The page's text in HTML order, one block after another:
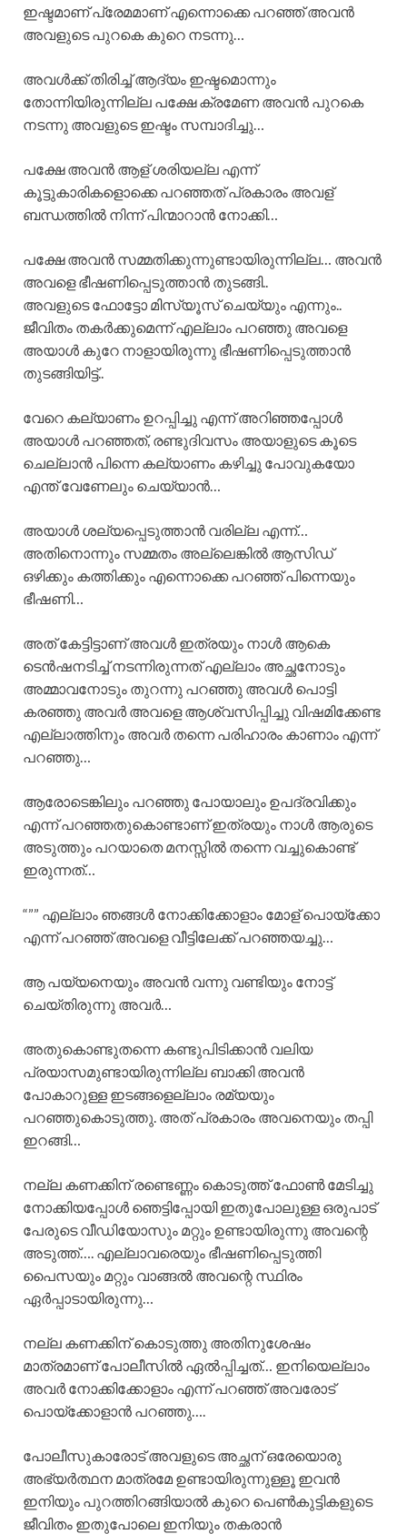
ഇഷ്ടമാണ് പ്രേമമാണ് എന്നൊക്കെ പറഞ്ഞ് അവൻ
അവളുടെ പുറകെ കുറെ നടന്നു…
അവൾക്ക് തിരിച്ച് ആദ്യം ഇഷ്ടമൊന്നും
തോന്നിയിരുന്നില്ല പക്ഷേ ക്രമേണ അവൻ പുറകെ
നടന്നു അവളുടെ ഇഷ്ടം സമ്പാദിച്ചു…
പക്ഷേ അവൻ ആള് ശരിയല്ല എന്ന്
കൂട്ടുകാരികളൊക്കെ പറഞ്ഞത് പ്രകാരം അവള്
ബന്ധത്തിൽ നിന്ന് പിന്മാറാൻ നോക്കി…
പക്ഷേ അവൻ സമ്മതിക്കുന്നുണ്ടായിരുന്നില്ല… അവൻ
അവളെ ഭീഷണിപ്പെടുത്താൻ തുടങ്ങി..
അവളുടെ ഫോട്ടോ മിസ്യൂസ് ചെയ്യും എന്നും..
ജീവിതം തകർക്കുമെന്ന് എല്ലാം പറഞ്ഞു അവളെ
അയാൾ കുറേ നാളായിരുന്നു ഭീഷണിപ്പെടുത്താൻ
തുടങ്ങിയിട്ട്..
വേറെ കല്യാണം ഉറപ്പിച്ചു എന്ന് അറിഞ്ഞപ്പോൾ
അയാൾ പറഞ്ഞത്, രണ്ടുദിവസം അയാളുടെ കൂടെ
ചെല്ലാൻ പിന്നെ കല്യാണം കഴിച്ചു പോവുകയോ
എന്ത് വേണേലും ചെയ്യാൻ…
അയാൾ ശല്യപ്പെടുത്താൻ വരില്ല എന്ന്…
അതിനൊന്നും സമ്മതം അല്ലെങ്കിൽ ആസിഡ്
ഒഴിക്കും കത്തിക്കും എന്നൊക്കെ പറഞ്ഞ് പിന്നെയും
ഭീഷണി…
അത് കേട്ടിട്ടാണ് അവൾ ഇത്രയും നാൾ ആകെ
ടെൻഷനടിച്ച് നടന്നിരുന്നത് എല്ലാം അച്ഛനോടും
അമ്മാവനോടും തുറന്നു പറഞ്ഞു അവൾ പൊട്ടി
കരഞ്ഞു അവർ അവളെ ആശ്വസിപ്പിച്ചു വിഷമിക്കേണ്ട
എല്ലാത്തിനും അവർ തന്നെ പരിഹാരം കാണാം എന്ന്
പറഞ്ഞു…
ആരോടെങ്കിലും പറഞ്ഞു പോയാലും ഉപദ്രവിക്കും
എന്ന് പറഞ്ഞതുകൊണ്ടാണ് ഇത്രയും നാൾ ആരുടെ
അടുത്തും പറയാതെ മനസ്സിൽ തന്നെ വച്ചുകൊണ്ട്
ഇരുന്നത്…
“”” എല്ലാം ഞങ്ങൾ നോക്കിക്കോളാം മോള് പൊയ്ക്കോ
എന്ന് പറഞ്ഞ് അവളെ വീട്ടിലേക്ക് പറഞ്ഞയച്ചു…
ആ പയ്യനെയും അവൻ വന്നു വണ്ടിയും നോട്ട്
ചെയ്തിരുന്നു അവർ…
അതുകൊണ്ടുതന്നെ കണ്ടുപിടിക്കാൻ വലിയ
പ്രയാസമുണ്ടായിരുന്നില്ല ബാക്കി അവൻ
പോകാറുള്ള ഇടങ്ങളെല്ലാം രമ്യയും
പറഞ്ഞുകൊടുത്തു. അത് പ്രകാരം അവനെയും തപ്പി
ഇറങ്ങി…
നല്ല കണക്കിന് രണ്ടെണ്ണം കൊടുത്ത് ഫോൺ മേടിച്ചു
നോക്കിയപ്പോൾ ഞെട്ടിപ്പോയി ഇതുപോലുള്ള ഒരുപാട്
പേരുടെ വീഡിയോസും മറ്റും ഉണ്ടായിരുന്നു അവന്റെ
അടുത്ത്…. എല്ലാവരെയും ഭീഷണിപ്പെടുത്തി
പൈസയും മറ്റും വാങ്ങൽ അവന്റെ സ്ഥിരം
ഏർപ്പാടായിരുന്നു…
നല്ല കണക്കിന് കൊടുത്തു അതിനുശേഷം
മാത്രമാണ് പോലീസിൽ ഏൽപ്പിച്ചത്… ഇനിയെല്ലാം
അവർ നോക്കിക്കോളാം എന്ന് പറഞ്ഞ് അവരോട്
പൊയ്ക്കോളാൻ പറഞ്ഞു….
പോലീസുകാരോട് അവളുടെ അച്ഛന് ഒരേയൊരു
അഭ്യർത്ഥന മാത്രമേ ഉണ്ടായിരുന്നുള്ളൂ ഇവൻ
ഇനിയും പുറത്തിറങ്ങിയാൽ കുറെ പെൺകുട്ടികളുടെ
ജീവിതം ഇതുപോലെ ഇനിയും തകരാൻ